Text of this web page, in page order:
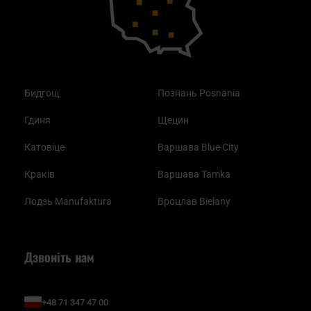
Бидгощ
Гдиня
Катовіце
Краків
Лодзь Manufaktura
Познань Posnania
Щецин
Варшава Blue City
Варшава Tamka
Вроцлав Bielany
Дзвоніть нам
+48 71 347 47 00